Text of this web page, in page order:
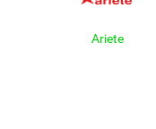
Ariete